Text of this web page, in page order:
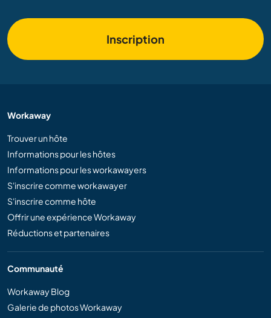
Inscription
Workaway
Trouver un hôte
Informations pour les hôtes
Informations pour les workawayers
S'inscrire comme workawayer
S'inscrire comme hôte
Offrir une expérience Workaway
Réductions et partenaires
Communauté
Workaway Blog
Galerie de photos Workaway